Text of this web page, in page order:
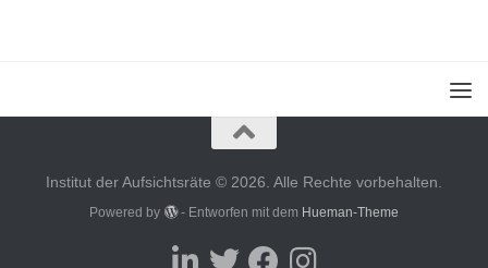
Institut der Aufsichtsräte © 2026. Alle Rechte vorbehalten.
Powered by - Entworfen mit dem Hueman-Theme